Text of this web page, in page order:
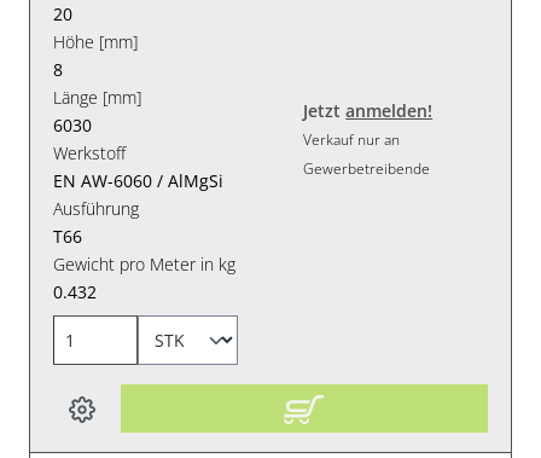
20
Höhe [mm]
8
Länge [mm]
6030
Werkstoff
EN AW-6060 / AlMgSi
Ausführung
T66
Gewicht pro Meter in kg
0.432
Jetztanmelden!
Verkauf nur an
Gewerbetreibende